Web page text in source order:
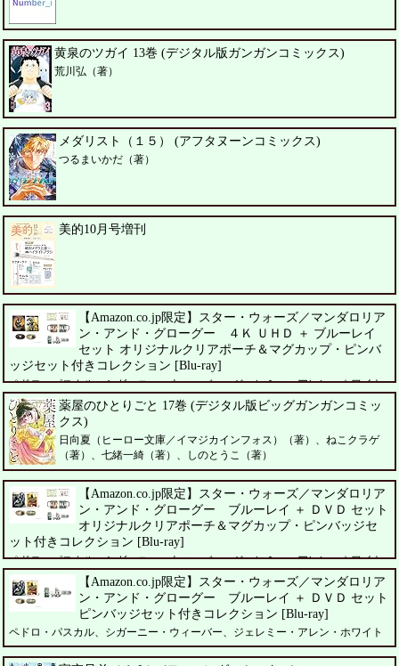
黄泉のツガイ 13巻 (デジタル版ガンガンコミックス)
荒川弘（著）
メダリスト（１５） (アフタヌーンコミックス)
つるまいかだ（著）
美的10月号増刊
【Amazon.co.jp限定】スター・ウォーズ／マンダロリア
ン・アンド・グローグー ４Ｋ ＵＨＤ ＋ ブルーレイ
セット オリジナルクリアポーチ＆マグカップ・ピンバ
ッジセット付きコレクション [Blu-ray]
ペドロ・パスカル、シガーニー・ウィーバー、ジェレミー・アレン・ホワイト
薬屋のひとりごと 17巻 (デジタル版ビッグガンガンコミッ
クス)
日向夏（ヒーロー文庫／イマジカインフォス）（著）、ねこクラゲ
（著）、七緒一綺（著）、しのとうこ（著）
【Amazon.co.jp限定】スター・ウォーズ／マンダロリア
ン・アンド・グローグー ブルーレイ ＋ ＤＶＤ セット
オリジナルクリアポーチ＆マグカップ・ピンバッジセ
ット付きコレクション [Blu-ray]
ペドロ・パスカル、シガーニー・ウィーバー、ジェレミー・アレン・ホワイト
【Amazon.co.jp限定】スター・ウォーズ／マンダロリア
ン・アンド・グローグー ブルーレイ ＋ ＤＶＤ セット
ピンバッジセット付きコレクション [Blu-ray]
ペドロ・パスカル、シガーニー・ウィーバー、ジェレミー・アレン・ホワイト